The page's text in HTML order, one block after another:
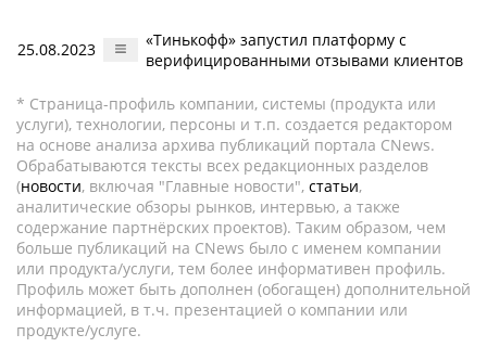
25.08.2023
«Тинькофф» запустил платформу с
верифицированными отзывами клиентов
* Страница-профиль компании, системы (продукта или
услуги), технологии, персоны и т.п. создается редактором
на основе анализа архива публикаций портала CNews.
Обрабатываются тексты всех редакционных разделов
(новости, включая "Главные новости", статьи,
аналитические обзоры рынков, интервью, а также
содержание партнёрских проектов). Таким образом, чем
больше публикаций на CNews было с именем компании
или продукта/услуги, тем более информативен профиль.
Профиль может быть дополнен (обогащен) дополнительной
информацией, в т.ч. презентацией о компании или
продукте/услуге.